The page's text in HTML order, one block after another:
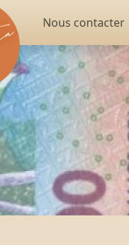
Nous contacter